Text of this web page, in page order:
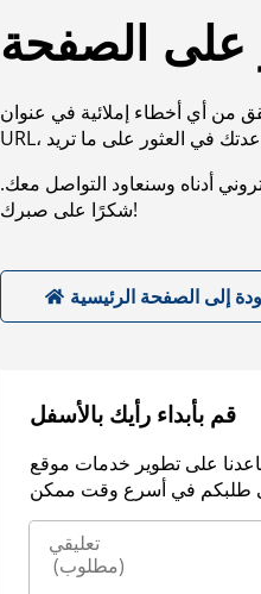
على الصفحة
من أي أخطاء إملائية في عنوان
أدناه وسنعاود التواصل معك.
شكرًا على صبرك!
إلى الصفحة الرئيسية
قم بأبداء رأيك بالأسفل
على تطوير خدمات موقع